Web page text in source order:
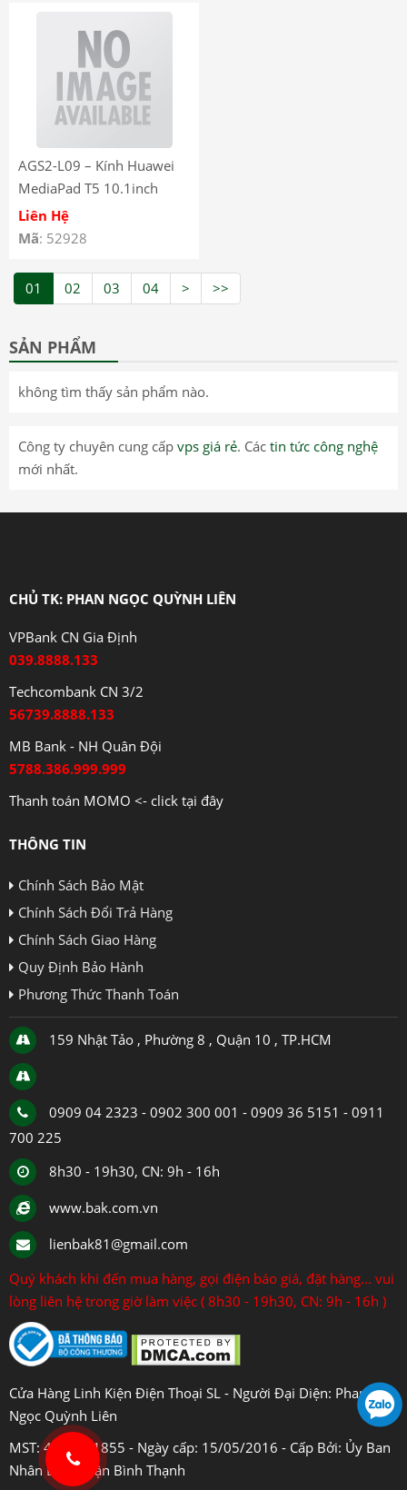
HONOR PLAY 3 FRONT
GLASS WITH OCA
AGS2-L09 – Kính Huawei
MediaPad T5 10.1inch
không keo OCA – Kính Ép
Màn Hình AGS2 – L09
Liên Hệ
Mã: 52928
01 02 03 04 > >>
SẢN PHẨM
không tìm thấy sản phẩm nào.
Công ty chuyên cung cấp vps giá rẻ. Các tin tức công nghệ
mới nhất.
CHỦ TK: PHAN NGỌC QUỲNH LIÊN
VPBank CN Gia Định
039.8888.133
Techcombank CN 3/2
56739.8888.133
MB Bank - NH Quân Đội
5788.386.999.999
Thanh toán MOMO <- click tại đây
THÔNG TIN
Chính Sách Bảo Mật
Chính Sách Đổi Trả Hàng
Chính Sách Giao Hàng
Quy Định Bảo Hành
Phương Thức Thanh Toán
159 Nhật Tảo , Phường 8 , Quận 10 , TP.HCM
0909 04 2323 - 0902 300 001 - 0909 36 5151 - 0911
700 225
8h30 - 19h30, CN: 9h - 16h
www.bak.com.vn
lienbak81@gmail.com
Quý khách khi đến mua hàng, gọi điện báo giá, đặt hàng... vui
lòng liên hệ trong giờ làm việc ( 8h30 - 19h30, CN: 9h - 16h )
Cửa Hàng Linh Kiện Điện Thoại SL - Người Đại Diện: Phan
Ngọc Quỳnh Liên
MST: 4108031855 - Ngày cấp: 15/05/2016 - Cấp Bởi: Ủy Ban
Nhân Dân Quận Bình Thạnh